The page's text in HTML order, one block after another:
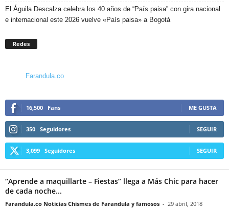
El Águila Descalza celebra los 40 años de “País paisa” con gira nacional
e internacional este 2026 vuelve «País paisa» a Bogotá
Redes
Farandula.co
16,500 Fans ME GUSTA
350 Seguidores SEGUIR
3,099 Seguidores SEGUIR
“Aprende a maquillarte – Fiestas” llega a Más Chic para hacer
de cada noche...
Farandula.co Noticias Chismes de Farandula y famosos - 29 abril, 2018